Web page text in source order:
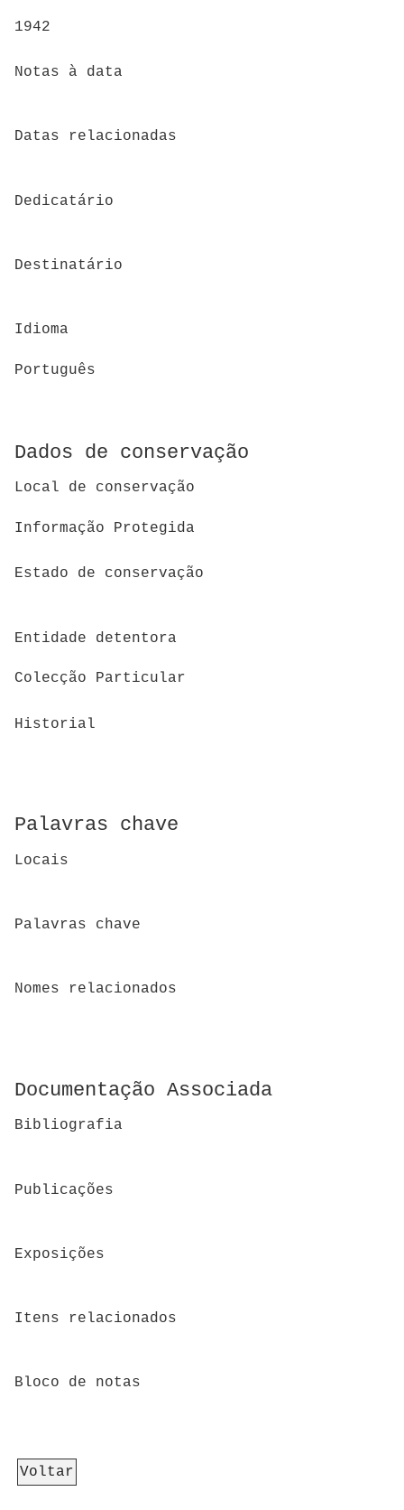
1942
Notas à data
Datas relacionadas
Dedicatário
Destinatário
Idioma
Português
Dados de conservação
Local de conservação
Informação Protegida
Estado de conservação
Entidade detentora
Colecção Particular
Historial
Palavras chave
Locais
Palavras chave
Nomes relacionados
Documentação Associada
Bibliografia
Publicações
Exposições
Itens relacionados
Bloco de notas
Voltar